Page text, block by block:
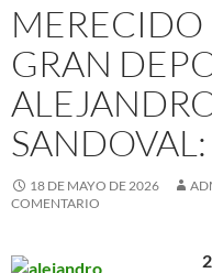
MERECIDO
GRAN
18 DE MAYO DE 2026
COMENTARIO